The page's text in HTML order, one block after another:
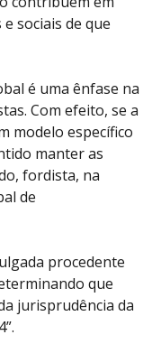
sociais de que
é uma ênfase na
Com efeito, se a
modelo específico
manter as
fordista, na
de
procedente
que
jurisprudência da